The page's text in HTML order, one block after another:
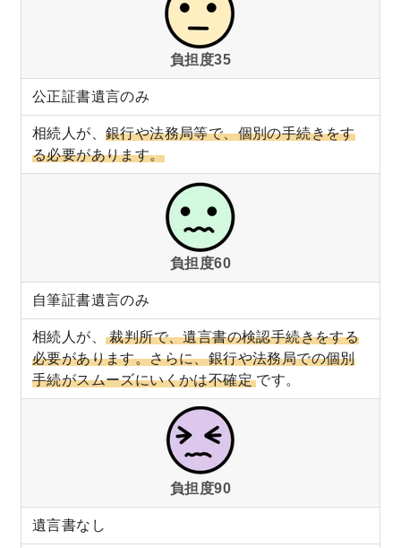
負担度35
公正証書遺言のみ
相続人が、 銀行や法務局等で、個別の手続きをす
る必要があります。
負担度60
自筆証書遺言のみ
相続人が、 裁判所で、遺言書の検認手続きをする
必要があります。さらに、銀行や法務局での個別
手続がスムーズにいくかは不確定です。
負担度90
遺言書なし